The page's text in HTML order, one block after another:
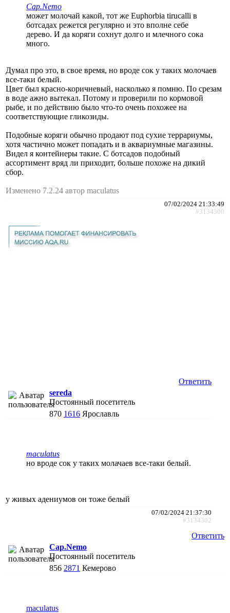
Cap.Nemo
может молочай какой, тот же Euphorbia tirucalli в
ботсадах режется регулярно и это вполне себе
дерево. И да коряги сохнут долго и млечного сока
много.
Думал про это, в свое время, но вроде сок у таких молочаев
все-таки белый.
Цвет был красно-коричневый, насколько я помню. По срезам
в воде ажно вытекал. Потому и проверили по кормовой
рыбе, и по действию было что-то очень похожее на
соответствующие гликозиды.
Подобные коряги обычно продают под сухие террариумы,
хотя частично может попадать и в аквариумные магазины.
Видел я контейнеры такие. С ботсадов подобный
ассортимент вряд ли приходит, больше похоже на дикий
сбор.
Изменено 7.2.24 автор maculatus
07/02/2024 21:33:49
#3134300
Ответить
sereda
Постоянный посетитель
870 1616 Ярославль
maculatus
но вроде сок у таких молачаев все-таки белый.
у живых адениумов он тоже белый
07/02/2024 21:37:30
#3134302
Ответить
Cap.Nemo
Постоянный посетитель
856 2871 Кемерово
maculatus